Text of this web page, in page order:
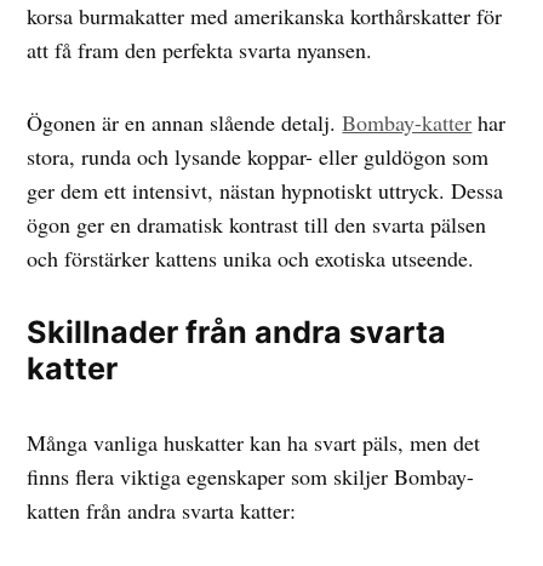
korsa burmakatter med amerikanska korthårskatter för
att få fram den perfekta svarta nyansen.
Ögonen är en annan slående detalj.Bombay-katter har
stora, runda och lysande koppar- eller guldögon som
ger dem ett intensivt, nästan hypnotiskt uttryck. Dessa
ögon ger en dramatisk kontrast till den svarta pälsen
och förstärker kattens unika och exotiska utseende.
Skillnader från andra svarta
katter
Många vanliga huskatter kan ha svart päls, men det
finns flera viktiga egenskaper som skiljer Bombay-
katten från andra svarta katter: